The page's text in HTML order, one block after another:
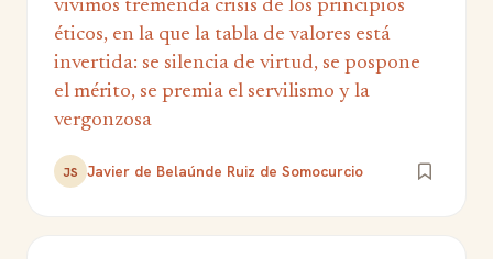
vivimos tremenda crisis de los principios
éticos, en la que la tabla de valores está
invertida: se silencia de virtud, se pospone
el mérito, se premia el servilismo y la
vergonzosa
JS Javier de Belaúnde Ruiz de Somocurcio